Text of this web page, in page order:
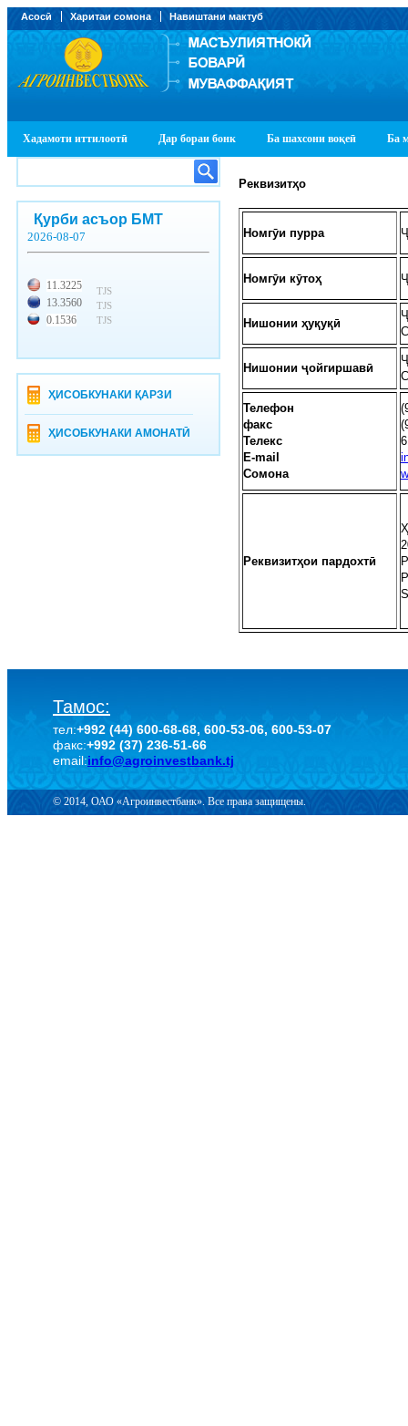
Асосӣ Харитаи сомона Навиштани мактуб
Хадамоти иттилоотӣ Дар бораи бонк Ба шахсони воқеӣ Ба
Қурби асъор БМТ
2026-08-07
11.3225
13.3560
0.1536
TJS
TJS
TJS
ҲИСОБКУНАКИ ҚАРЗИ
ҲИСОБКУНАКИ АМОНАТӢ
Реквизитҳо
Номгӯипурра
Номгӯикӯтоҳ
Нишонии ҳуқуқӣ
Нишонии ҷойгиршавӣ
Телефон
факс
Телекс
Е-mail
Сомона
Реквизитҳои пардохтӣ
Тамос:
тел:+992 (44) 600-68-68, 600-53-06, 600-53-07
факс:+992 (37) 236-51-66
email:info@agroinvestbank.tj
© 2014, ОАО «Агроинвестбанк». Все права защищены.